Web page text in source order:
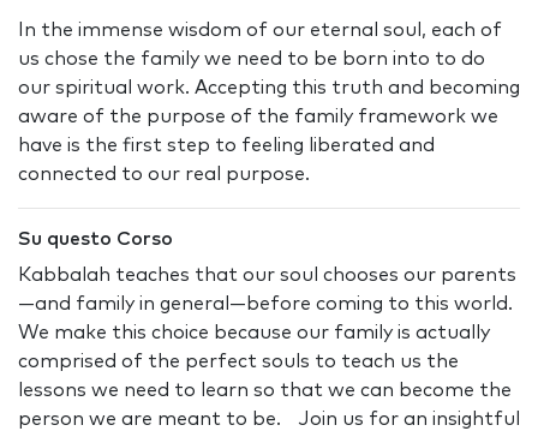
In the immense wisdom of our eternal soul, each of
us chose the family we need to be born into to do
our spiritual work. Accepting this truth and becoming
aware of the purpose of the family framework we
have is the first step to feeling liberated and
connected to our real purpose.
Su questo Corso
Kabbalah teaches that our soul chooses our parents
—and family in general—before coming to this world.
We make this choice because our family is actually
comprised of the perfect souls to teach us the
lessons we need to learn so that we can become the
person we are meant to be. Join us for an insightful